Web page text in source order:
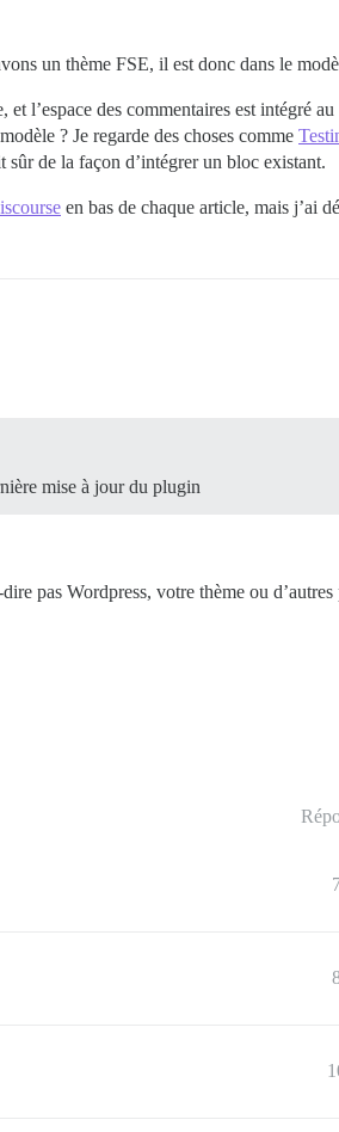
un thème FSE, il est donc dans le
et l’espace des commentaires est intégré
? Je regarde des choses comme
sûr de la façon d’intégrer un bloc existant.
en bas de chaque article, mais j’ai
mise à jour du plugin
dire pas Wordpress, votre thème ou